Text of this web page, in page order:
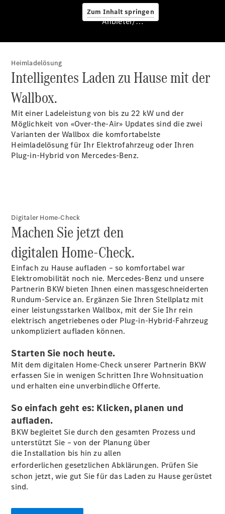
Zum Inhalt springen
Service &
Servicetermin
buchen
Digitale
Extras
Räder &
Reifen
Wartung,
Reparatur
Garantie
Reparatur
Rückrufe
Ersatzteile
Accessories
Anbieter/Datenschutz
Heimladelösung
Intelligentes Laden zu Hause mit der
Wallbox.
Mit einer Ladeleistung von bis zu 22 kW und der
Möglichkeit von «Over-the-Air» Updates sind die zwei
Varianten der Wallbox die komfortabelste
Heimladelösung für Ihr Elektrofahrzeug oder Ihren
Plug-in-Hybrid von Mercedes-Benz.
Digitaler Home-Check
Machen Sie jetzt den
digitalen Home-Check.
Einfach zu Hause aufladen – so komfortabel war
Elektromobilität noch nie. Mercedes-Benz und unsere
Partnerin BKW bieten Ihnen einen massgeschneiderten
Rundum-Service an. Ergänzen Sie Ihren Stellplatz mit
einer leistungsstarken Wallbox, mit der Sie Ihr rein
elektrisch angetriebenes oder Plug-in-Hybrid-Fahrzeug
unkompliziert aufladen können.
Starten Sie noch heute.
Mit dem digitalen Home-Check unserer Partnerin BKW
erfassen Sie in wenigen Schritten Ihre Wohnsituation
und erhalten eine unverbindliche Offerte.
So einfach geht es: Klicken, planen und
aufladen.
BKW begleitet Sie durch den gesamten Prozess und
unterstützt Sie – von der Planung über
die Installation bis hin zu allen
erforderlichen gesetzlichen Abklärungen. Prüfen Sie
schon jetzt, wie gut Sie für das Laden zu Hause gerüstet
sind.